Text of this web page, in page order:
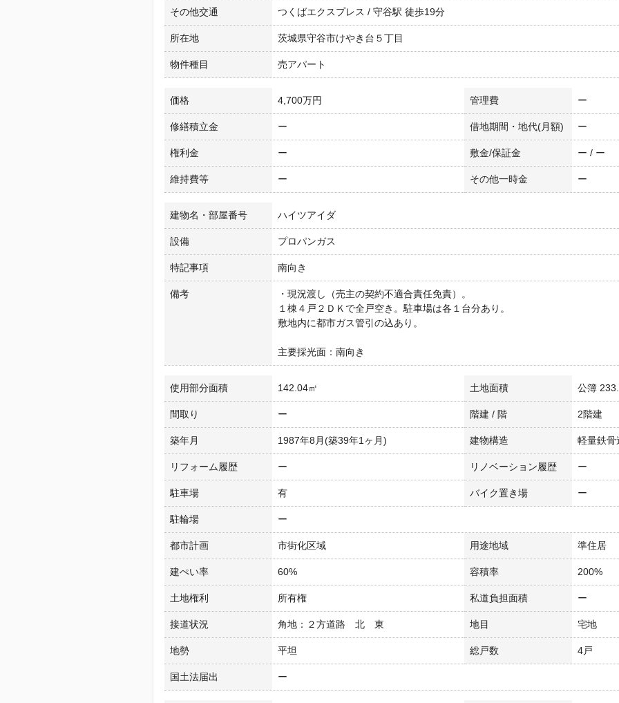
その他交通 つくばエクスプレス / 守谷駅 徒歩19分
所在地 茨城県守谷市けやき台５丁目
物件種目 売アパート
価格 4,700万円 管理費 ー
修繕積立金 ー 借地期間・地代(月額) ー
権利金 ー 敷金/保証金 ー / ー
維持費等 ー その他一時金 ー
建物名・部屋番号 ハイツアイダ
設備 プロパンガス
特記事項 南向き
備考
・現況渡し（売主の契約不適合責任免責）。
１棟４戸２ＤＫで全戸空き。駐車場は各１台分あり。
敷地内に都市ガス管引の込あり。
主要採光面：南向き
使用部分面積 142.04㎡ 土地面積 公簿
間取り ー 階建 / 階 2階建
築年月 1987年8月(築39年1ヶ月) 建物構造 軽量鉄骨
リフォーム履歴 ー リノベーション履歴 ー
駐車場 有 バイク置き場 ー
駐輪場 ー
都市計画 市街化区域 用途地域 準住居
建ぺい率 60% 容積率 200%
土地権利 所有権 私道負担面積 ー
接道状況 角地：２方道路 北 東 地目 宅地
地勢 平坦 総戸数 4戸
国土法届出 ー